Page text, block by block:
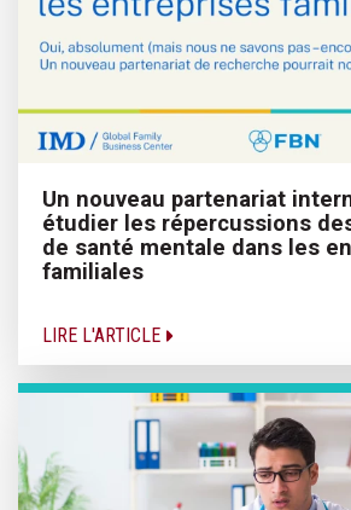
Un nouveau partenariat
étudier les répercussions
de santé mentale dans les
familiales
LIRE L'ARTICLE